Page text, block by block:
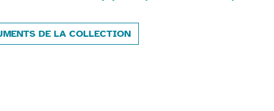
DE LA COLLECTION